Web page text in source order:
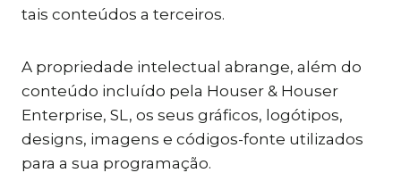
tais conteúdos a terceiros.
A propriedade intelectual abrange, além do
conteúdo incluído pela Houser & Houser
Enterprise, SL, os seus gráficos, logótipos,
designs, imagens e códigos-fonte utilizados
para a sua programação.